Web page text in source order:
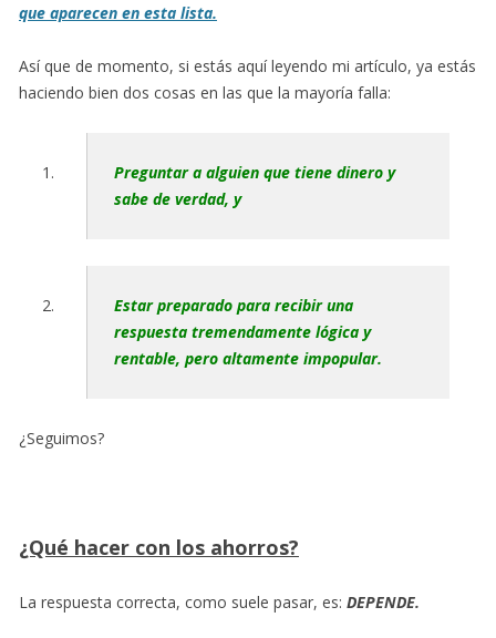
que aparecen en esta lista.
Así que de momento, si estás aquí leyendo mi artículo, ya estás
haciendo bien dos cosas en las que la mayoría falla:
Preguntar a alguien que tiene dinero y
sabe de verdad, y
Estar preparado para recibir una
respuesta tremendamente lógica y
rentable, pero altamente impopular.
¿Seguimos?
¿Qué hacer con los ahorros?
La respuesta correcta, como suele pasar, es: DEPENDE.